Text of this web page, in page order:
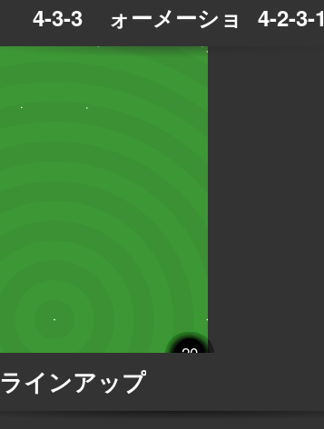
4-3-3 フォーメーション4-2-3-1
1
13
37
22
5
8
68
99
7
ダビド・ネレス
11
ロメル・ルカク
21
29
4
27
15
16
10
8
19
11
5
20
ラインアップ